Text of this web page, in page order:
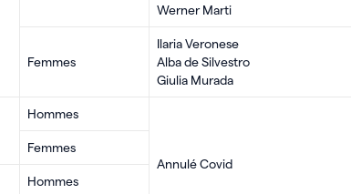
Werner Marti
Femmes
Ilaria Veronese
Alba de Silvestro
Giulia Murada
Hommes
Annulé Covid
Femmes
Hommes